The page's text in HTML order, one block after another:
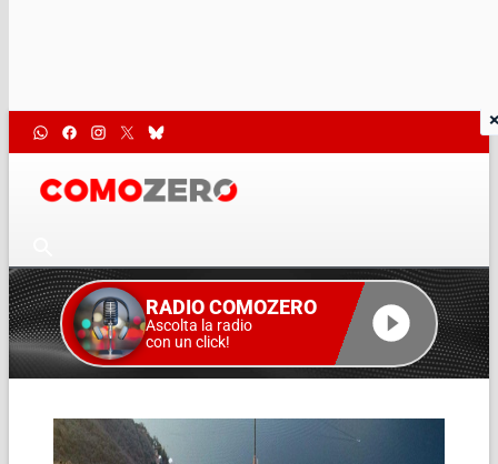
RADIO COMOZERO
Ascolta la radio
con un click!